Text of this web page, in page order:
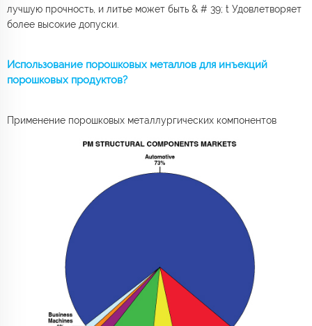
лучшую прочность, и литье может быть & # 39; t Удовлетворяет
более высокие допуски.
Использование порошковых металлов для инъекций
порошковых продуктов?
Применение порошковых металлургических компонентов